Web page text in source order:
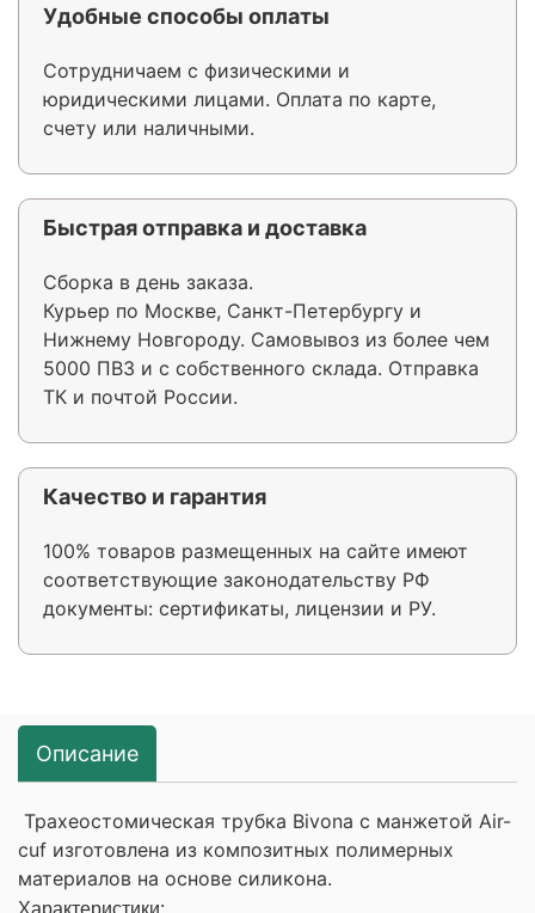
Удобные способы оплаты
Сотрудничаем с физическими и
юридическими лицами. Оплата по карте,
счету или наличными.
Быстрая отправка и доставка
Сборка в день заказа.
Курьер по Москве, Санкт-Петербургу и
Нижнему Новгороду. Самовывоз из более чем
5000 ПВЗ и с собственного склада. Отправка
ТК и почтой России.
Качество и гарантия
100% товаров размещенных на сайте имеют
соответствующие законодательству РФ
документы: сертификаты, лицензии и РУ.
Описание
Трахеостомическая трубка Bivona с манжетой Air-
cuf изготовлена из композитных полимерных
материалов на основе силикона.
Характеристики: